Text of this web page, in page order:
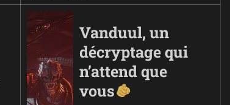
Vanduul, un
décryptage qui
n’attend que
vous